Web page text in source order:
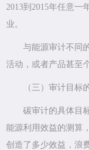
2013到2015年任意一
业。
与能源审计不同
活动，或者产品甚至
（三）审计目标
碳审计的具体目
能源利用效益的测算
创造了多少效益，浪